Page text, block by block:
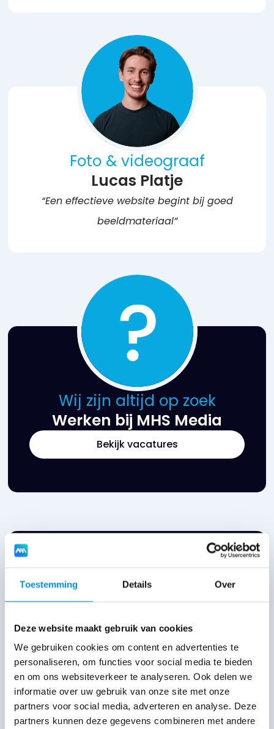
Toestemming Details Over
Deze website maakt gebruik van cookies
We gebruiken cookies om content en advertenties te
personaliseren, om functies voor social media te bieden
en om ons websiteverkeer te analyseren. Ook delen we
informatie over uw gebruik van onze site met onze
partners voor social media, adverteren en analyse. Deze
partners kunnen deze gegevens combineren met andere
Foto & videograaf
Lucas Platje
“Een effectieve website begint bij goed
beeldmateriaal”
Wij zijn altijd op zoek
Werken bij MHS Media
Bekijk vacatures
zin om met
je website
Vraag eenvoudig
een gratis concept
aan. Joep helpt je
graag aan meer
aanvragen.
aanvragen
vraag